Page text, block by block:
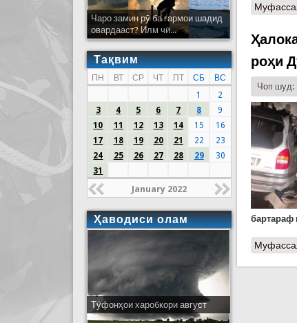
роҳи
Чоп
бартараф
Чаро замин рӯ ба гармои шадид
овардааст? Илм чӣ...
Тақвим
ПН ВТ СР ЧТ ПТ СБ
ВС
1
2
3
4 5 6 7 8
9
10
11 12 13 14 15
16
17
18 19 20 21 22
23
24
25 26 27 28 29
30
31
January 2022
Ҳаводиси олам
Тӯфонҳои харобкори август